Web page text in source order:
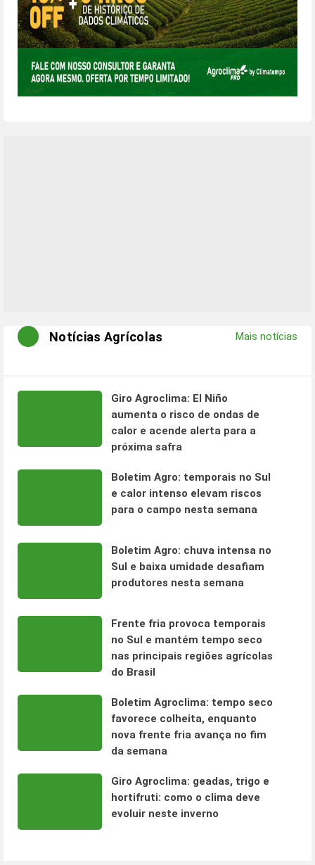
Notícias Agrícolas Mais notícias
Giro Agroclima: El Niño
aumenta o risco de ondas de
calor e acende alerta para a
próxima safra
Boletim Agro: temporais no Sul
e calor intenso elevam riscos
para o campo nesta semana
Boletim Agro: chuva intensa no
Sul e baixa umidade desafiam
produtores nesta semana
Frente fria provoca temporais
no Sul e mantém tempo seco
nas principais regiões agrícolas
do Brasil
Boletim Agroclima: tempo seco
favorece colheita, enquanto
nova frente fria avança no fim
da semana
Giro Agroclima: geadas, trigo e
hortifruti: como o clima deve
evoluir neste inverno